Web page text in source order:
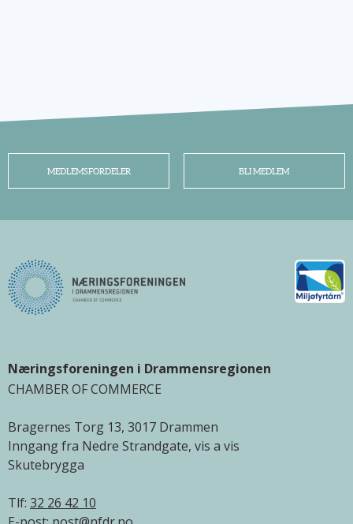
MEDLEMSFORDELER BLI MEDLEM
Næringsforeningen i Drammensregionen
CHAMBER OF COMMERCE
Bragernes Torg 13, 3017 Drammen
Inngang fra Nedre Strandgate, vis a vis
Skutebrygga
Tlf: 32 26 42 10